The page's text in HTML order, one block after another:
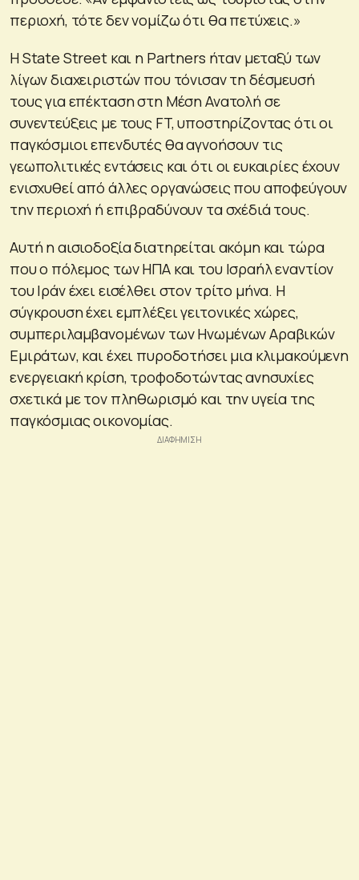
περιοχή, τότε δεν νομίζω ότι θα πετύχεις.»
Η State Street και η Partners ήταν μεταξύ των
λίγων διαχειριστών που τόνισαν τη δέσμευσή
τους για επέκταση στη Μέση Ανατολή σε
συνεντεύξεις με τους FT, υποστηρίζοντας ότι οι
παγκόσμιοι επενδυτές θα αγνοήσουν τις
γεωπολιτικές εντάσεις και ότι οι ευκαιρίες έχουν
ενισχυθεί από άλλες οργανώσεις που αποφεύγουν
την περιοχή ή επιβραδύνουν τα σχέδιά τους.
Αυτή η αισιοδοξία διατηρείται ακόμη και τώρα
που ο πόλεμος των ΗΠΑ και του Ισραήλ εναντίον
του Ιράν έχει εισέλθει στον τρίτο μήνα. Η
σύγκρουση έχει εμπλέξει γειτονικές χώρες,
συμπεριλαμβανομένων των Ηνωμένων Αραβικών
Εμιράτων, και έχει πυροδοτήσει μια κλιμακούμενη
ενεργειακή κρίση, τροφοδοτώντας ανησυχίες
σχετικά με τον πληθωρισμό και την υγεία της
παγκόσμιας οικονομίας.